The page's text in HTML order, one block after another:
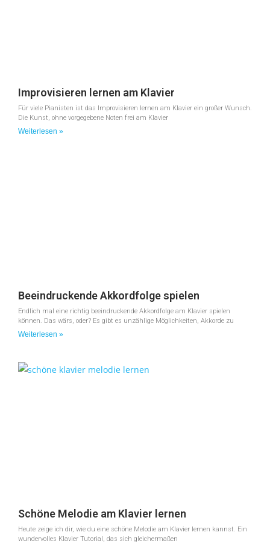
Improvisieren lernen am Klavier
Für viele Pianisten ist das Improvisieren lernen am Klavier ein großer Wunsch.
Die Kunst, ohne vorgegebene Noten frei am Klavier
Weiterlesen »
Beeindruckende Akkordfolge spielen
Endlich mal eine richtig beeindruckende Akkordfolge am Klavier spielen
können. Das wärs, oder? Es gibt es unzählige Möglichkeiten, Akkorde zu
Weiterlesen »
Schöne Melodie am Klavier lernen
Heute zeige ich dir, wie du eine schöne Melodie am Klavier lernen kannst. Ein
wundervolles Klavier Tutorial, das sich gleichermaßen